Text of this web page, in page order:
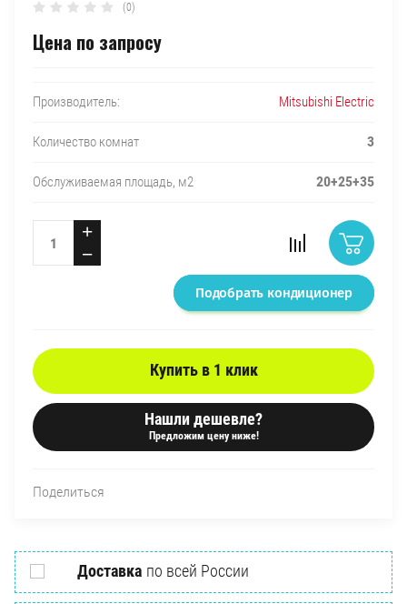
(0)
Цена по запросу
Производитель: Mitsubishi Electric
Количество комнат 3
Обслуживаемая площадь, м2 20+25+35
+
−
Подобрать кондиционер
Купить в 1 клик
Нашли дешевле?
Предложим цену ниже!
Поделиться
Доставка по всей России